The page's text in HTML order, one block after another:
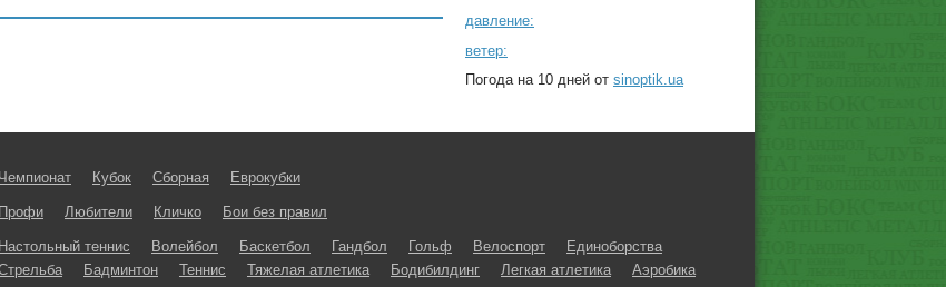
давление:
ветер:
Погода на 10 дней от sinoptik.ua
Чемпионат Кубок Сборная Еврокубки
Профи Любители Кличко Бои без правил
Настольный теннис Волейбол Баскетбол Гандбол Гольф Велоспорт
Единоборства
Бадминтон Теннис Тяжелая атлетика Бодибилдинг Легкая атлетика
Аэробика